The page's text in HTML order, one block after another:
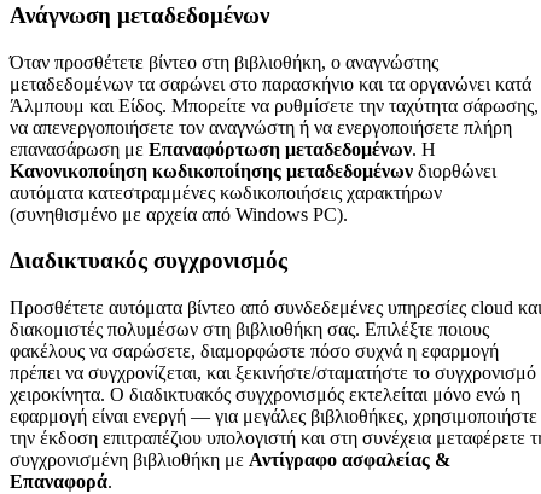
Ανάγνωση μεταδεδομένων
Όταν προσθέτετε βίντεο στη βιβλιοθήκη, ο αναγνώστης
μεταδεδομένων τα σαρώνει στο παρασκήνιο και τα οργανώνει κατά
Άλμπουμ και Είδος. Μπορείτε να ρυθμίσετε την ταχύτητα σάρωσης,
να απενεργοποιήσετε τον αναγνώστη ή να ενεργοποιήσετε πλήρη
επανασάρωση με Επαναφόρτωση μεταδεδομένων. Η
Κανονικοποίηση κωδικοποίησης μεταδεδομένων διορθώνει
αυτόματα κατεστραμμένες κωδικοποιήσεις χαρακτήρων
(συνηθισμένο με αρχεία από Windows PC).
Διαδικτυακός συγχρονισμός
Προσθέτετε αυτόματα βίντεο από συνδεδεμένες υπηρεσίες cloud και
διακομιστές πολυμέσων στη βιβλιοθήκη σας. Επιλέξτε ποιους
φακέλους να σαρώσετε, διαμορφώστε πόσο συχνά η εφαρμογή
πρέπει να συγχρονίζεται, και ξεκινήστε/σταματήστε το συγχρονισμό
χειροκίνητα. Ο διαδικτυακός συγχρονισμός εκτελείται μόνο ενώ η
εφαρμογή είναι ενεργή — για μεγάλες βιβλιοθήκες, χρησιμοποιήστε
την έκδοση επιτραπέζιου υπολογιστή και στη συνέχεια μεταφέρετε
συγχρονισμένη βιβλιοθήκη με Αντίγραφο ασφαλείας &
Επαναφορά.